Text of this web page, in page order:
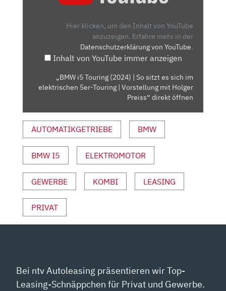
TOURING
VORSTELLUNG
MIT
PREISS“
VON
YOUTUBE
ANZEIGEN
Hier klicken, um den Inhalt von YouTube
anzuzeigen. Erfahre mehr in der
Datenschutzerklärung von YouTube.
Inhalt von YouTube immer anzeigen
„BMW i5 Touring (2024) | So sitzt es sich im
elektrischen 5er-Touring | Vorstellung mit Holger
Preiss“ direkt öffnen
AUTOMATIKGETRIEBE BMW
BMW I5 ELEKTROMOTOR
GEWERBE KOMBI LEASING
PRIVAT
Bei ntv Autoleasing präsentieren wir Top-
Leasing-Schnäppchen für Privat und Gewerbe.